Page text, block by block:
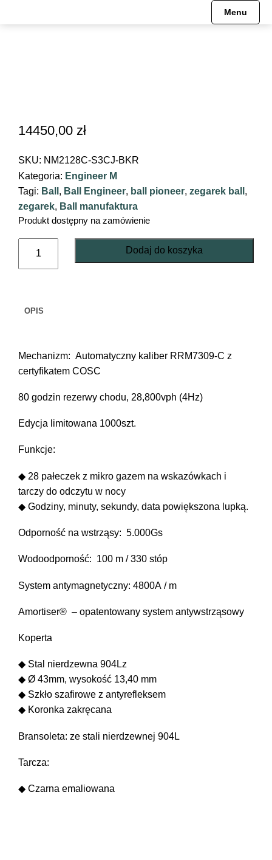
Menu
14450,00 zł
SKU: NM2128C-S3CJ-BKR
Kategoria: Engineer M
Tagi: Ball , Ball Engineer, ball pioneer, zegarek ball ,
zegarek, Ball manufaktura
Produkt dostępny na zamówienie
Dodaj do koszyka
OPIS
Mechanizm: Automatyczny kaliber RRM7309-C z
certyfikatem COSC
80 godzin rezerwy chodu, 28,800vph (4Hz)
Edycja limitowana 1000szt.
Funkcje:
◆ 28 pałeczek z mikro gazem na wskazówkach i
tarczy do odczytu w nocy
◆ Godziny, minuty, sekundy, data powiększona lupką.
Odporność na wstrząsy: 5.000Gs
Wodoodporność: 100 m / 330 stóp
System antymagnetyczny: 4800A / m
Amortiser® – opatentowany system antywstrząsowy
Koperta
◆ Stal nierdzewna 904Lz
◆ Ø 43mm, wysokość 13,40 mm
◆ Szkło szafirowe z antyrefleksem
◆ Koronka zakręcana
Bransoleta: ze stali nierdzewnej 904L
Tarcza:
◆ Czarna emaliowana
Engineer M
Engineer Master II
Engineer II
Engineer Master II
Engineer III